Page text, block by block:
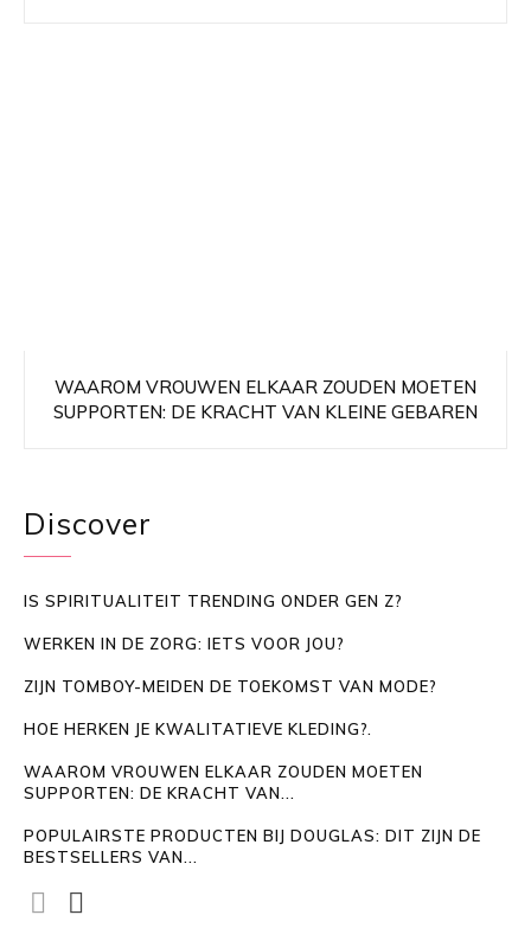
WAAROM VROUWEN ELKAAR ZOUDEN MOETEN
SUPPORTEN: DE KRACHT VAN KLEINE GEBAREN
Discover
IS SPIRITUALITEIT TRENDING ONDER GEN Z?
WERKEN IN DE ZORG: IETS VOOR JOU?
ZIJN TOMBOY-MEIDEN DE TOEKOMST VAN MODE?
HOE HERKEN JE KWALITATIEVE KLEDING?.
WAAROM VROUWEN ELKAAR ZOUDEN MOETEN
SUPPORTEN: DE KRACHT VAN...
POPULAIRSTE PRODUCTEN BIJ DOUGLAS: DIT ZIJN DE
BESTSELLERS VAN...